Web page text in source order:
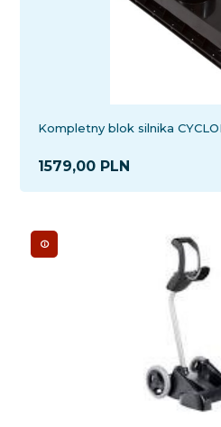
Kompletny blok silnika
1579,00 PLN